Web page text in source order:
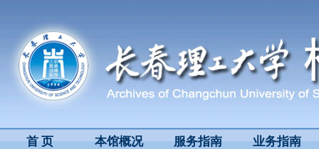
首 页 本馆概况 服务指南 业务指南